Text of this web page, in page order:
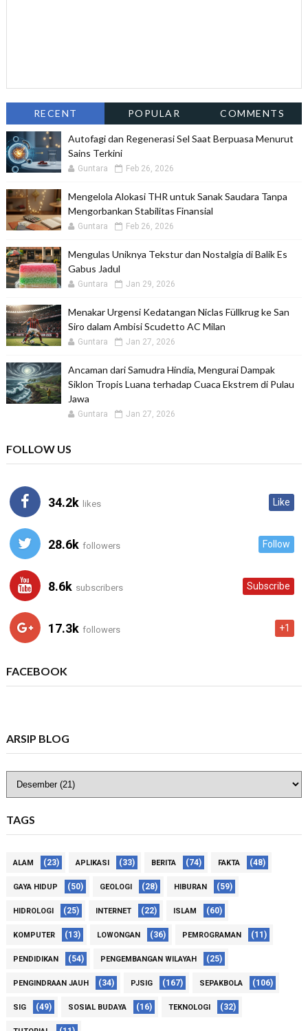
RECENT POPULAR COMMENTS
Autofagi dan Regenerasi Sel Saat Berpuasa Menurut
Sains Terkini
Guntara Feb 26, 2026
Mengelola Alokasi THR untuk Sanak Saudara Tanpa
Mengorbankan Stabilitas Finansial
Guntara Feb 26, 2026
Mengulas Uniknya Tekstur dan Nostalgia di Balik Es
Gabus Jadul
Guntara Jan 29, 2026
Menakar Urgensi Kedatangan Niclas Füllkrug ke San
Siro dalam Ambisi Scudetto AC Milan
Guntara Jan 27, 2026
Ancaman dari Samudra Hindia, Mengurai Dampak
Siklon Tropis Luana terhadap Cuaca Ekstrem di Pulau
Jawa
Guntara Jan 27, 2026
FOLLOW US
34.2k likes Like
28.6k followers Follow
8.6k subscribers Subscribe
17.3k followers +1
FACEBOOK
ARSIP BLOG
TAGS
ALAM (23) APLIKASI (33) BERITA (74) FAKTA (48)
GAYA HIDUP (50) GEOLOGI (28) HIBURAN (59)
HIDROLOGI (25) INTERNET (22) ISLAM (60)
KOMPUTER (13) LOWONGAN (36) PEMROGRAMAN (11)
PENDIDIKAN (54) PENGEMBANGAN WILAYAH (25)
PENGINDRAAN JAUH (34) PJSIG (167) SEPAKBOLA (106)
SIG (49) SOSIAL BUDAYA (16) TEKNOLOGI (32)